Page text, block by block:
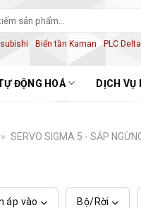
Biến tần Kaman PLC Delta
ĐỘNG HOÁ DỊCH VỤ
» SERVO SIGMA 5 - SẮP
áp vào Bộ/Rời